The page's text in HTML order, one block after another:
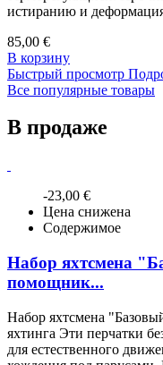
истиранию и
85,00 €
В корзину
Быстрый просмотр
Все популярные товары
В продаже
-23,00 €
Цена снижена
Содержимое
Набор яхтсмена
помощник...
Набор яхтсмена
яхтинга Эти перчатки
для естественного